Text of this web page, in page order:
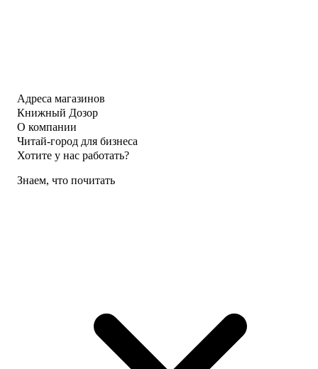
Адреса магазинов
Книжный Дозор
О компании
Читай-город для бизнеса
Хотите у нас работать?
Знаем, что почитать